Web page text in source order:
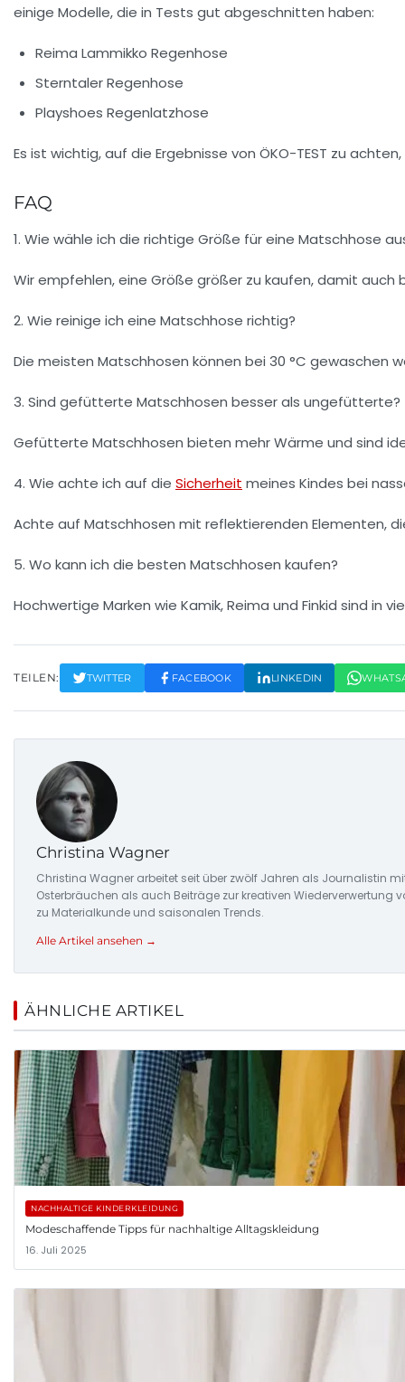
einige Modelle, die in Tests gut abgeschnitten haben:
Reima Lammikko Regenhose
Sterntaler Regenhose
Playshoes Regenlatzhose
Es ist wichtig, auf die Ergebnisse von ÖKO-TEST zu
FAQ
1. Wie wähle ich die richtige Größe für eine Matschhose
Wir empfehlen, eine Größe größer zu kaufen, damit
2. Wie reinige ich eine Matschhose richtig?
Die meisten Matschhosen können bei 30 °C gewaschen
3. Sind gefütterte Matschhosen besser als ungefütterte?
Gefütterte Matschhosen bieten mehr Wärme und sind
4. Wie achte ich auf die Sicherheit meines Kindes bei
Achte auf Matschhosen mit reflektierenden Elementen,
5. Wo kann ich die besten Matschhosen kaufen?
Hochwertige Marken wie Kamik, Reima und Finkid sind in
TEILEN: TWITTER FACEBOOK LINKEDIN
Christina Wagner
Christina Wagner arbeitet seit über zwölf Jahren als Journalistin
Osterbräuchen als auch Beiträge zur kreativen
zu Materialkunde und saisonalen Trends.
Alle Artikel ansehen →
ÄHNLICHE ARTIKEL
NACHHALTIGE KINDERKLEIDUNG
Modeschaffende Tipps für nachhaltige Alltagskleidung
16. Juli 2025